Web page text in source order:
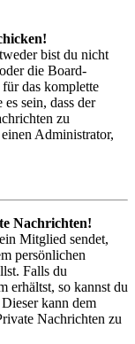
bist du nicht
die Board-
das komplette
sein, dass der
zu
Administrator,
Nachrichten!
Mitglied sendet,
persönlichen
Falls du
erhältst, so kannst du
kann dem
Nachrichten zu